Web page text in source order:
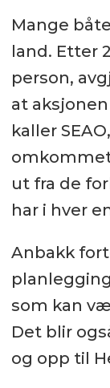
Mange
land. Etter
person,
at
kaller
ut fra de
har i hver
Anbakk
som kan
Det blir
og opp til